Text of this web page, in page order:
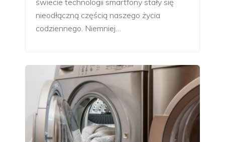
nieodłączną częścią naszego życia
codziennego. Niemniej…